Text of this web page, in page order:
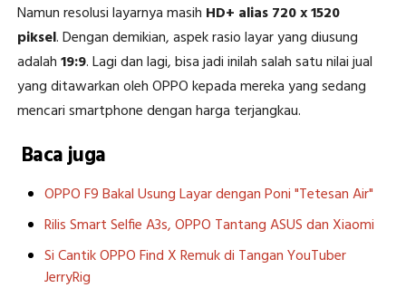
Namun resolusi layarnya masih HD+ alias 720 x 1520
piksel. Dengan demikian, aspek rasio layar yang diusung
adalah19:9. Lagi dan lagi, bisa jadi inilah salah satu nilai jual
yang ditawarkan oleh OPPO kepada mereka yang sedang
mencari smartphone dengan harga terjangkau.
Baca juga
OPPO F9 Bakal Usung Layar dengan Poni "Tetesan Air"
Rilis Smart Selfie A3s, OPPO Tantang ASUS dan Xiaomi
Si Cantik OPPO Find X Remuk di Tangan YouTuber
JerryRig